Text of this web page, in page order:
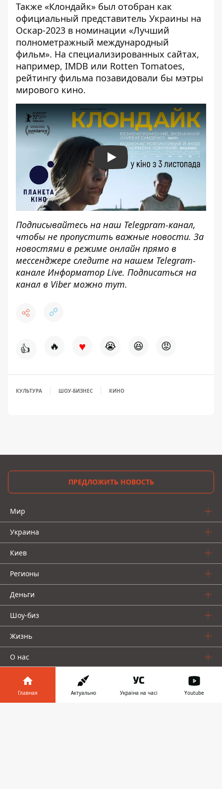
Также «Клондайк» был отобран как
официальный представитель Украины на
Оскар-2023 в номинации «Лучший
полнометражный международный
фильм». На специализированных сайтах,
например, IMDB или Rotten Tomatoes,
рейтингу фильма позавидовали бы мэтры
мирового кино.
Play
Подписывайтесь на наш Telegрram-канал,
чтобы не пропустить важные новости. За
новостями в режиме онлайн прямо в
мессенджере следите на нашем Telegram-
канале Информатор Live. Подписаться на
канал в Viber можно тут.
👍 🔥 ♥ 😭 😆 😡
КУЛЬТУРА ШОУ-БИЗНЕС КИНО
ПРЕДЛОЖИТЬ НОВОСТЬ
Мир
Украина
Киев
Регионы
Деньги
Шоу-биз
Жизнь
О нас
Главная Актуально Україна на часі Youtube